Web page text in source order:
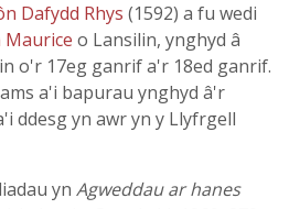
Dafydd Rhys (1592) a fu wedi
Maurice o Lansilin, ynghyd â
o'r 17eg ganrif a'r 18ed ganrif.
a'i bapurau ynghyd â'r
ddesg yn awr yn y Llyfrgell
yn Agweddau ar hanes